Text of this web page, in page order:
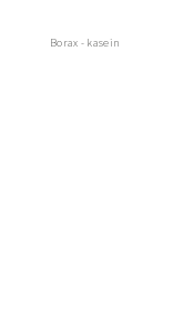
Borax - kasein